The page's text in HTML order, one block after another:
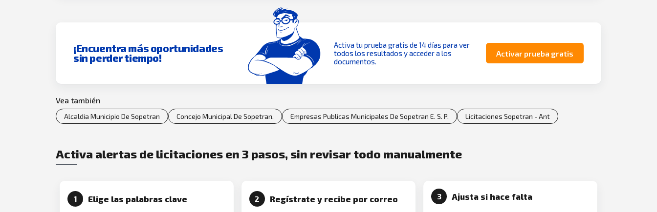
¡Encuentra más oportunidades
sin perder tiempo!
Activa tu prueba gratis de 14 días para ver
todos los resultados y acceder a los
documentos.
Activar prueba gratis
Vea también
Alcaldia Municipio De Sopetran Concejo Municipal De Sopetran. Empresas Publicas Municipales De Sopetran E. S. P. Licitaciones Sopetran - Ant
Activa alertas de licitaciones en 3 pasos, sin revisar todo manualmente
1 Elige las palabras clave 2 Regístrate y recibe por correo 3 Ajusta si hace falta